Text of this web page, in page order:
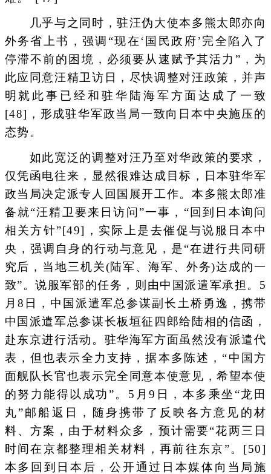
几乎与之同时，驻汪伪大使本多熊太郎亦向
外务省上书，强调“现在‘国民政府’完全陷入了
停滞不前的困境，必须要从速赋予其活力”，为
此应同意汪精卫访日，尽快调整对汪政策，并声
明就此事已经和驻华陆海军方面达成了一致
[48]，形成驻华军政当局一致向日本中央施压的
态势。
如此宽泛的调整对汪乃至对华政策的要求，
仅凭函电往来，显然很难达成目标，日本驻华军
政当局决定派专人回国展开工作。本多熊太郎准
备就“汪精卫要来日访问”一事，“回到日本询问
相关方针”[49]，实际上是去催促与说服日本中
央，强调自身的行动与意见，是“在进行共同研
究后，当地三机关(陆军、海军、外务)达成的一
致”。说服军部的任务，则由中国派遣军承担。5
月8日，中国派遣军总参谋副长土桥勇逸，携带
中国派遣军总参谋长板垣征四郎给陆相的信函，
赴东京进行活动。驻华海军方面虽然没有派遣代
表，但也表示全力支持，据本多陈述，“中国方
面舰队长官也表示完全同意本使意见，希望本使
的努力能得以成功”。5月9日，本多乘坐“龙田
丸”邮船返日，随身携带了反映各方意见的材
料、方案，由于材料众多，预计需要“花两三日
时间在京都整理相关材料，再前往东京”。[50]
本多回到日本后，公开通过日本媒体向当局施